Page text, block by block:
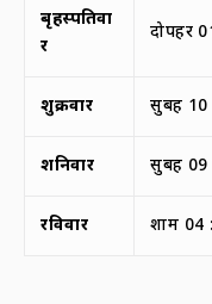
बृहस्पतिवा
र
दोपहर
शुक्रवार सुबह
शनिवार सुबह
रविवार शाम 04